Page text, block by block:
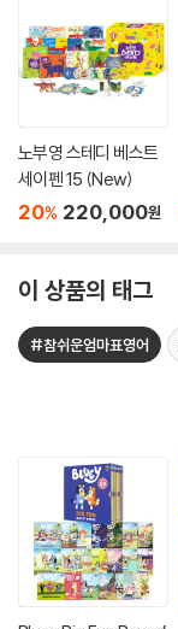
노부영 스테디 베스트
세이펜 15 (New)
20% 220,000원
이 상품의 태그
#참쉬운엄마표영어